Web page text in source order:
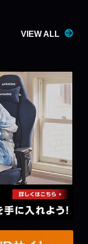
VIEW ALL